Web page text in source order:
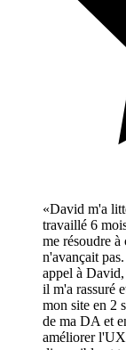
«David m'a
travaillé 6
me résoudre à
n'avançait
appel à David,
il m'a rassuré
mon site en 2
de ma DA et
améliorer